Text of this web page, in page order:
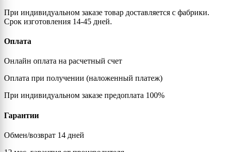
При индивидуальном заказе товар доставляется с фабрики.
Срок изготовления 14-45 дней.
Оплата
Онлайн оплата на расчетный счет
Оплата при получении (наложенный платеж)
При индивидуальном заказе предоплата 100%
Гарантии
Обмен/возврат 14 дней